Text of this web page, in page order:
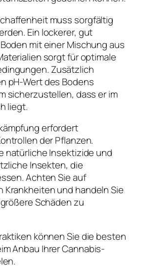
muss sorgfältig
Ein lockerer, gut
mit einer Mischung aus
sorgt für optimale
Zusätzlich
pH-Wert des Bodens
sicherzustellen, dass er im
liegt.
erfordert
der Pflanzen.
natürliche Insektizide und
Insekten, die
Achten Sie auf
Krankheiten und handeln Sie
Schäden zu
können Sie die besten
Anbau Ihrer Cannabis-